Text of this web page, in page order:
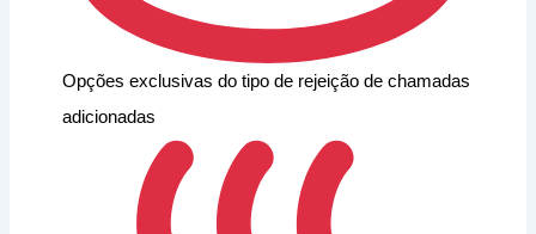
Opções exclusivas do tipo de rejeição de chamadas
adicionadas